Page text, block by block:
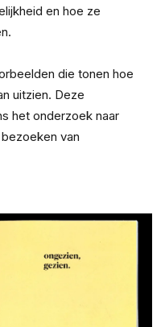
en hoe ze
die tonen hoe
uitzien. Deze
het onderzoek naar
van